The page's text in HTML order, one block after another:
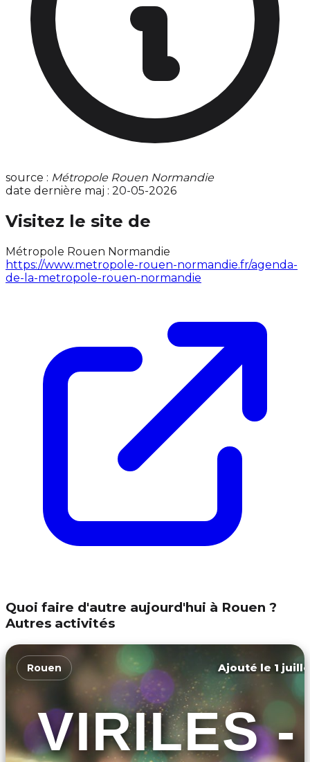
source : Métropole Rouen Normandie
date dernière maj : 20-05-2026
Visitez le site de
Métropole Rouen Normandie
https://www.metropole-rouen-normandie.fr/agenda-
de-la-metropole-rouen-normandie
Quoi faire d'autre aujourd'hui à Rouen ?
Autres activités
Rouen Ajouté le 1
VIRILES -